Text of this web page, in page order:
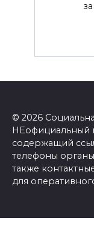
© 2026
НЕофициальный
содержащий
телефоны
также
для